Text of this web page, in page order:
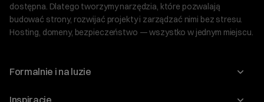
dostępna. Dlatego tworzymy narzędzia, które pozwalają
budować strony, rozwijać projekty i zarządzać nimi bez stresu.
Hosting, domeny, bezpieczeństwo — wszystko w jednym miejscu.
Formalnie i na luzie
O nas
Inspiracje